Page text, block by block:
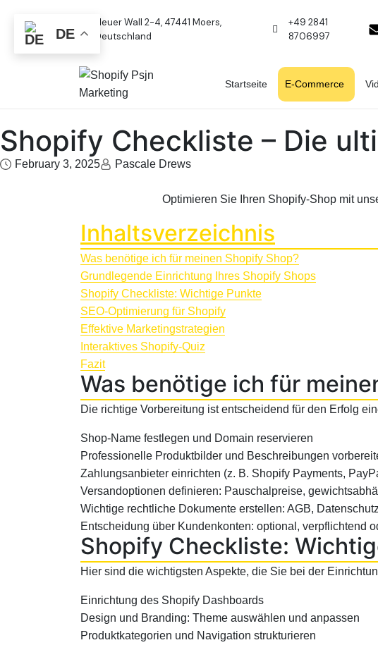
Neuer Wall 2-4, 47441 Moers,
Deutschland
+49 2841
8706997
Startseite E-Commerce
Shopify Checkliste – Die
February 3, 2025 Pascale Drews
Optimieren Sie Ihren Shopify-Shop mit
Inhaltsverzeichnis
Was benötige ich für meinen Shopify Shop?
Grundlegende Einrichtung Ihres Shopify Shops
Shopify Checkliste: Wichtige Punkte
SEO-Optimierung für Shopify
Effektive Marketingstrategien
Interaktives Shopify-Quiz
Fazit
Was benötige ich für
Die richtige Vorbereitung ist entscheidend für den Erfolg
Shop-Name festlegen und Domain reservieren
Professionelle Produktbilder und Beschreibungen
Zahlungsanbieter einrichten (z. B. Shopify Payments,
Versandoptionen definieren: Pauschalpreise,
Wichtige rechtliche Dokumente erstellen: AGB,
Entscheidung über Kundenkonten: optional, verpflichtend
Shopify Checkliste:
Hier sind die wichtigsten Aspekte, die Sie bei der
Einrichtung des Shopify Dashboards
Design und Branding: Theme auswählen und anpassen
Produktkategorien und Navigation strukturieren
DE